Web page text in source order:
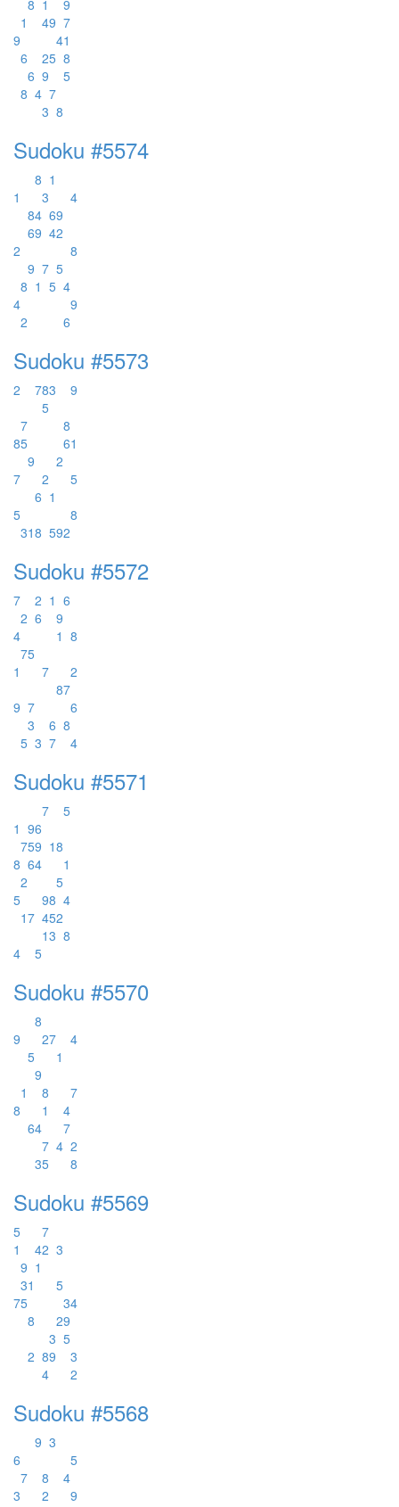
8 1
9
1
49 7
9
41
6
25 8
6 9
5
8 4 7
3 8
Sudoku #5574
8 1
1
3
4
84 69
69 42
2
8
9 7 5
8 1 5 4
4
9
2
6
Sudoku #5573
2 783
9
5
7
8
85 61
9
2
7
2
5
6 1
5
8
318 592
Sudoku #5572
7 2 1 6
2 6
9
4
1 8
75
1
7
2
87
9 7
6
3
6 8
5 3 7 4
Sudoku #5571
7
5
1 96
759 18
8 64
1
2
5
5
98 4
17 452
13 8
4
5
Sudoku #5570
8
9
27
4
5
1
9
1
8
7
8
1
4
64
7
7 4 2
35 8
Sudoku #5569
5
7
1
42 3
9 1
31
5
75 34
8
29
3 5
2 89
3
4
2
Sudoku #5568
9 3
6
5
7
8
4
3
2
9